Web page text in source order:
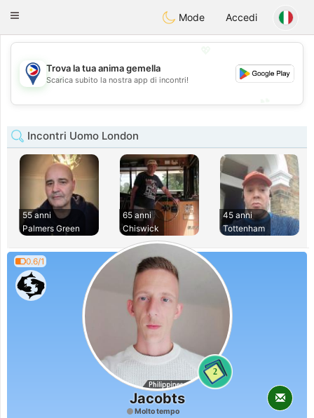
PhilippinesChat
Toggle
Mode Accedi
💖
💕
Trova la tua anima gemella
Scarica subito la nostra app di incontri!
Incontri Uomo London
55 anni
Palmers Green
65 anni
Chiswick
45 anni
Tottenham
0.6/1
2
Jacobts
Molto tempo